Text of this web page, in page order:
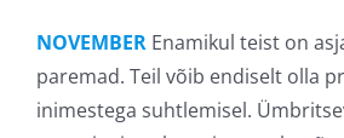
NOVEMBER Enamikul teist on
paremad. Teil võib endiselt olla
inimestega suhtlemisel.